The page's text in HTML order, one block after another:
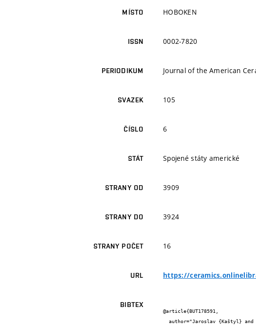
MÍSTO HOBOKEN
ISSN 0002-7820
PERIODIKUM Journal of the American
SVAZEK 105
ČÍSLO 6
STÁT Spojené státy americké
STRANY OD 3909
STRANY DO 3924
STRANY POČET 16
URL https://
BIBTEX
@article{BUT178591,